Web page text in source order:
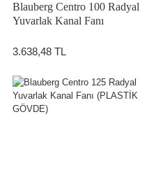
Blauberg Centro 100 Radyal
Yuvarlak Kanal Fanı
3.638,48 TL